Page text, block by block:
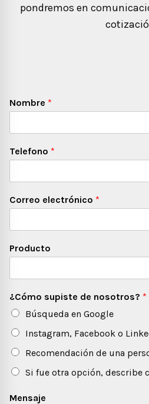
pondremos en
Nombre *
Telefono *
Correo electrónico *
Producto
¿Cómo supiste de nosotros? *
Búsqueda en Google
Instagram, Facebook o
Recomendación de una
Si fue otra opción, describe
Mensaje